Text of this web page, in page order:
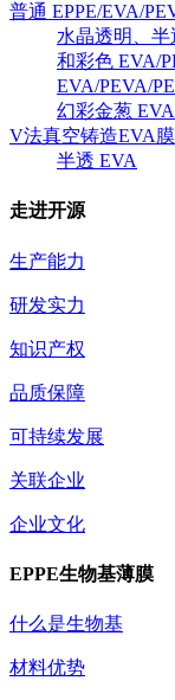
普通 EPPE/EVA/
水晶透明、半
和彩色 EVA/
EVA/PEVA/PE
幻彩金葱
V法真空铸造EVA膜
半透 EVA
走进开源
生产能力
研发实力
知识产权
品质保障
可持续发展
关联企业
企业文化
EPPE生物基薄膜
什么是生物基
材料优势